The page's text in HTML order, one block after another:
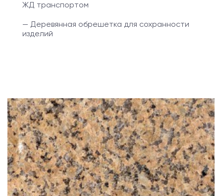
ЖД транспортом
— Деревянная обрешетка для сохранности
изделий